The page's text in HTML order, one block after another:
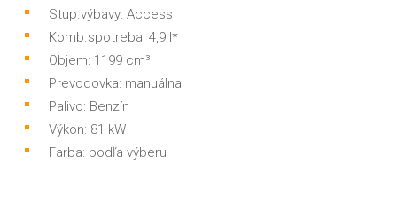
Stup.výbavy: Access
Komb.spotreba: 4,9 l*
Objem: 1199 cm³
Prevodovka: manuálna
Palivo: Benzín
Výkon: 81 kW
Farba: podľa výberu